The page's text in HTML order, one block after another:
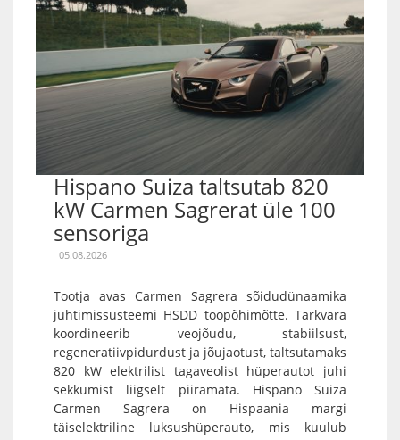
Hispano Suiza taltsutab 820
kW Carmen Sagrerat üle 100
sensoriga
05.08.2026
Tootja avas Carmen Sagrera sõidudünaamika
juhtimissüsteemi HSDD tööpõhimõtte. Tarkvara
koordineerib veojõudu, stabiilsust,
regeneratiivpidurdust ja jõujaotust, taltsutamaks
820 kW elektrilist tagaveolist hüperautot juhi
sekkumist liigselt piiramata. Hispano Suiza
Carmen Sagrera on Hispaania margi
täiselektriline luksushüperauto, mis kuulub